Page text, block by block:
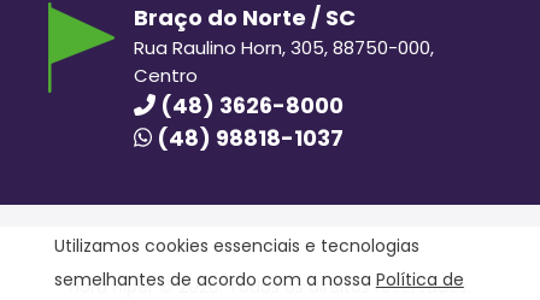
Braço do Norte / SC
Rua Raulino Horn, 305, 88750-000,
Centro
(48) 3626-8000
(48) 98818-1037
Hora Hiper © 2020. Todos os direitos reservados.
Utilizamos cookies essenciais e tecnologias
semelhantes de acordo com a nossa Política de